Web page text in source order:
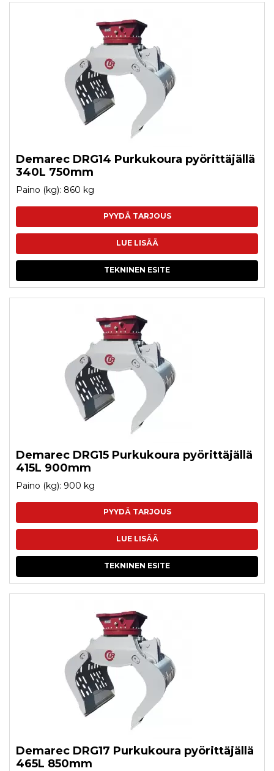
Demarec DRG14 Purkukoura pyörittäjällä
340L 750mm
Paino (kg): 860 kg
PYYDÄ TARJOUS
LUE LISÄÄ
TEKNINEN ESITE
Demarec DRG15 Purkukoura pyörittäjällä
415L 900mm
Paino (kg): 900 kg
PYYDÄ TARJOUS
LUE LISÄÄ
TEKNINEN ESITE
Demarec DRG17 Purkukoura pyörittäjällä
465L 850mm